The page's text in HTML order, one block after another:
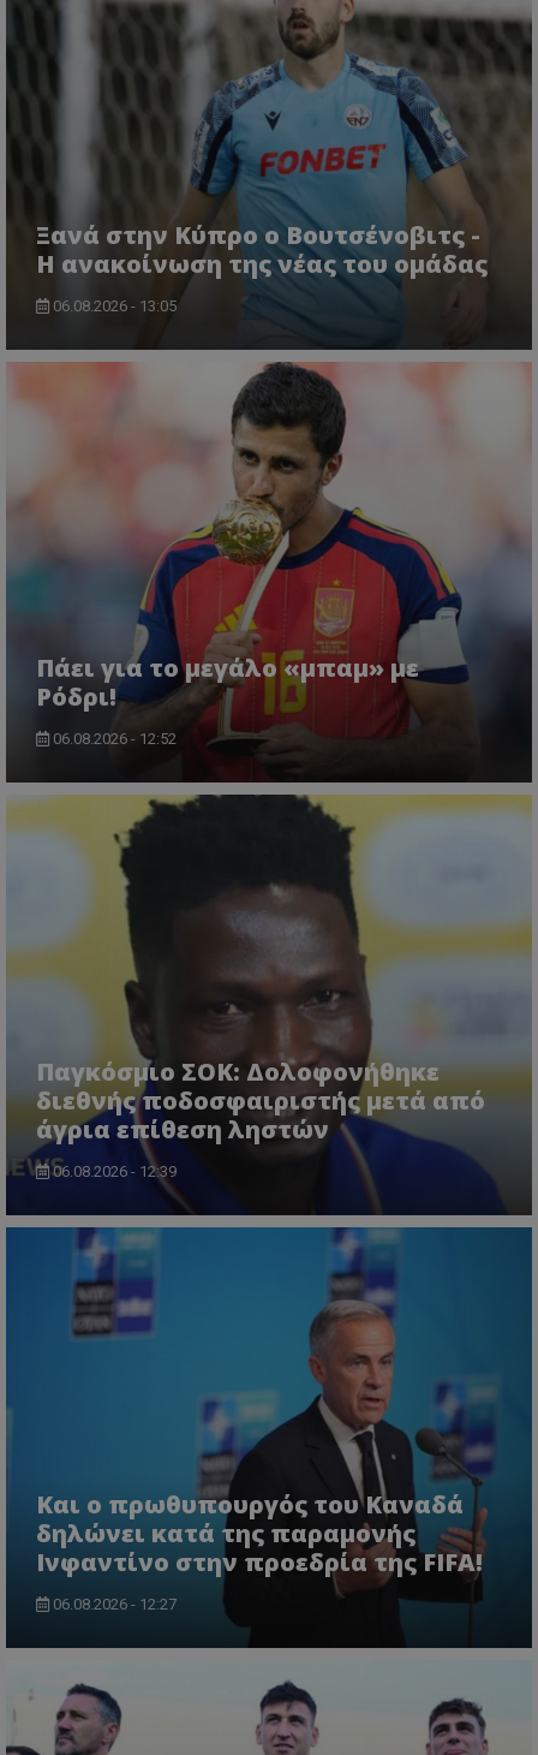
Ξανά στην Κύπρο ο Βουτσένοβιτς -
Η ανακοίνωση της νέας του ομάδας
06.08.2026 - 13:05
Πάει για το μεγάλο «μπαμ» με
Ρόδρι!
06.08.2026 - 12:52
Παγκόσμιο ΣΟΚ: Δολοφονήθηκε
διεθνής ποδοσφαιριστής μετά από
άγρια επίθεση ληστών
06.08.2026 - 12:39
Και ο πρωθυπουργός του Καναδά
δηλώνει κατά της παραμονής
Ινφαντίνο στην προεδρία της FIFA!
06.08.2026 - 12:27